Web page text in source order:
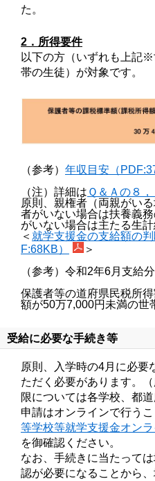
た。
2．所得要件
以下の方（いずれも上記
帯の生徒）が対象です。
（参考） 年収目安（
（注）詳細は Ｑ＆Ａの８
原則、親権者（両親がい
者がいない場合は扶養義
がいない場合は主たる生
＜ 就学支援金の支給額の
F:68KB）
＞
（参考）令和2年6月支給
保護者等の道府県民税所
額が50万7,000円未満の世
受給に必要な手続き等
原則、入学時の4月に必要
ただく必要があります。
限については各学校、都
申請はオンラインで行う
等学校等就学支援金オン
を御確認ください。
なお、手続きに当たって
認が必要になることから